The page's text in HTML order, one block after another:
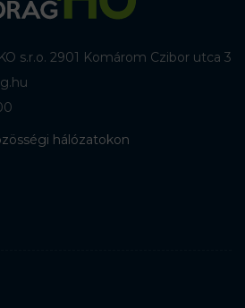
s.r.o. 2901 Komárom Czibor utca 3
hálózatokon